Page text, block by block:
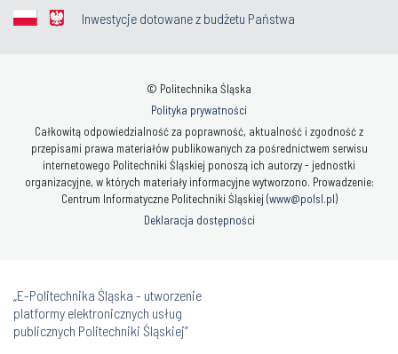
Inwestycje dotowane z budżetu Państwa
© Politechnika Śląska
Polityka prywatności
Całkowitą odpowiedzialność za poprawność, aktualność i zgodność z
przepisami prawa materiałów publikowanych za pośrednictwem serwisu
internetowego Politechniki Śląskiej ponoszą ich autorzy - jednostki
organizacyjne, w których materiały informacyjne wytworzono. Prowadzenie:
Centrum Informatyczne Politechniki Śląskiej (www@polsl.pl)
Deklaracja dostępności
„E-Politechnika Śląska - utworzenie
platformy elektronicznych usług
publicznych Politechniki Śląskiej”